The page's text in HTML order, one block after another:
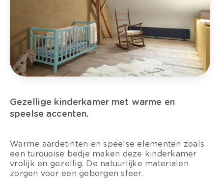
Gezellige kinderkamer met warme en
speelse accenten.
Warme aardetinten en speelse elementen zoals
een turquoise bedje maken deze kinderkamer
vrolijk en gezellig. De natuurlijke materialen
zorgen voor een geborgen sfeer.